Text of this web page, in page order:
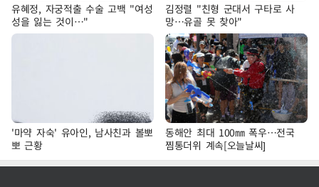
유혜정, 자궁적출 수술 고백 "여성
성을 잃는 것이…"
김정렬 "친형 군대서 구타로 사
망…유골 못 찾아"
'마약 자숙' 유아인, 남사친과 볼뽀
뽀 근황
동해안 최대 100㎜ 폭우…전국
찜통더위 계속[오늘날씨]